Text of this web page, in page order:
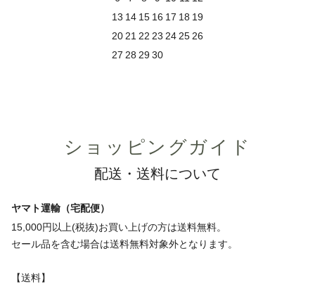
13 14 15 16 17 18 19
20 21 22 23 24 25 26
27 28 2930
ショッピングガイド
配送・送料について
ヤマト運輸（宅配便）
15,000円以上(税抜)お買い上げの方は送料無料。
セール品を含む場合は送料無料対象外となります。
【送料】